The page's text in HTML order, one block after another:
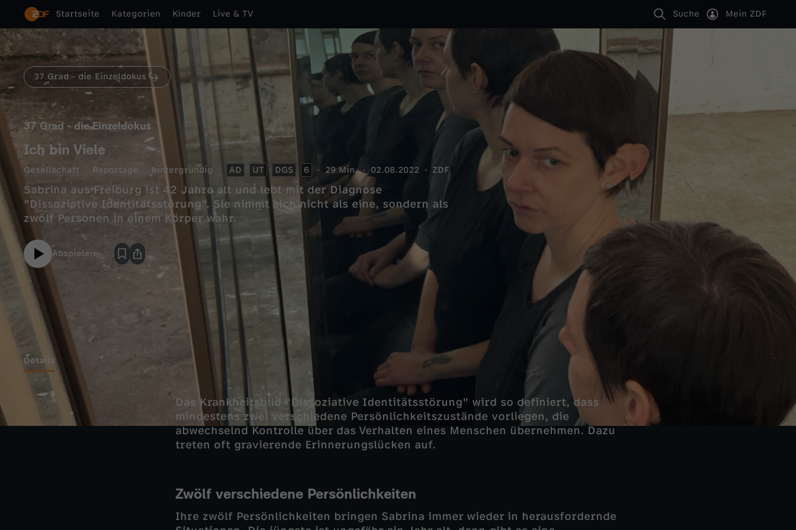
Startseite Kategorien Kinder Live & TV Suche Mein ZDF
37 Grad - die Einzeldokus
37 Grad - die Einzeldokus
Ich bin Viele
Gesellschaft Reportage hintergründig AD UT DGS 6 29 Min. 02.08.2022 ZDF
Sabrina aus Freiburg ist 42 Jahre alt und lebt mit der Diagnose
"Dissoziative Identitätsstörung". Sie nimmt sich nicht als eine, sondern als
zwölf Personen in einem Körper wahr.
Abspielen
Details
Das Krankheitsbild "Dissoziative Identitätsstörung" wird so definiert, dass
mindestens zwei verschiedene Persönlichkeitszustände vorliegen, die
abwechselnd Kontrolle über das Verhalten eines Menschen übernehmen. Dazu
treten oft gravierende Erinnerungslücken auf.
Zwölf verschiedene Persönlichkeiten
Ihre zwölf Persönlichkeiten bringen Sabrina immer wieder in herausfordernde